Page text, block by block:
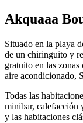
Akquaaa
Situado en la playa
de un chiringuito y
gratuito en las zonas
aire acondicionado,
Todas las
minibar, calefacción
y las habitaciones